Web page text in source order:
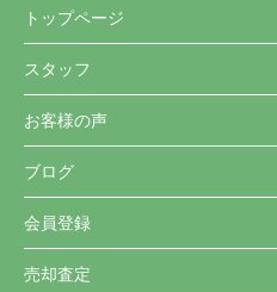
トップページ
スタッフ
お客様の声
ブログ
会員登録
売却査定